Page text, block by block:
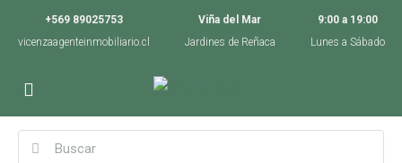
+569 89025753
vicenzaagenteinmobiliario.cl
Viña del Mar
Jardines de Reñaca
9:00 a 19:00
Lunes a Sábado